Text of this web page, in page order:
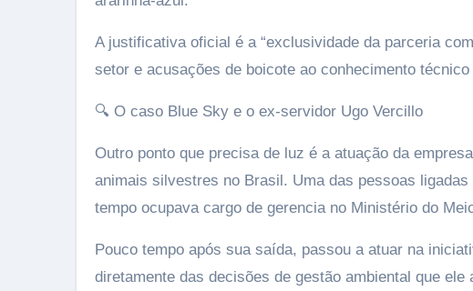
A justificativa oficial é a “exclusividade da parceria
setor e acusações de boicote ao conhecimento técnico
🔍 O caso Blue Sky e o ex-servidor Ugo Vercillo
Outro ponto que precisa de luz é a atuação da
animais silvestres no Brasil. Uma das pessoas
tempo ocupava cargo de gerencia no Ministério do
Pouco tempo após sua saída, passou a atuar na
diretamente das decisões de gestão ambiental que